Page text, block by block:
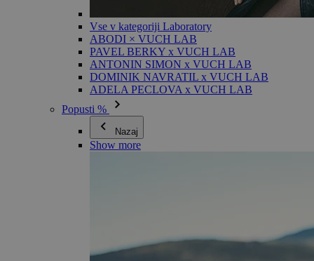
Vse v kategoriji Laboratory
ABODI × VUCH LAB
PAVEL BERKY x VUCH LAB
ANTONIN SIMON x VUCH LAB
DOMINIK NAVRATIL x VUCH LAB
ADELA PECLOVA x VUCH LAB
Popusti %
Nazaj
Show more